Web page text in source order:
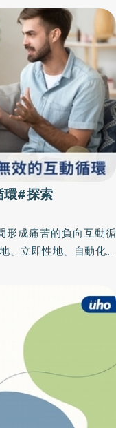
#探索
形成痛苦的負向互動循
、立即性地、自動化地
的方法，但沒想到卻事
時，治療師需積極協助
致的應急反應，又因
應急反應，兩人因此共
可使伴侶雙方跳脫你錯
的循環式思維，因而更
通困難承擔一定程度的
師在伴侶各自表述難題